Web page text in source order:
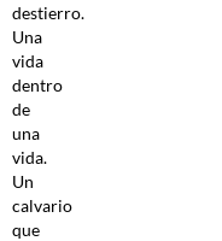
destierro.
Una
vida
dentro
de
una
vida.
Un
calvario
que